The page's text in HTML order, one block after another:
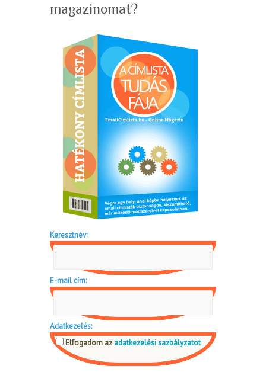
magazinomat?
Keresztnév:
E-mail cím:
Adatkezelés:
Elfogadom az adatkezelési sazbályzatot